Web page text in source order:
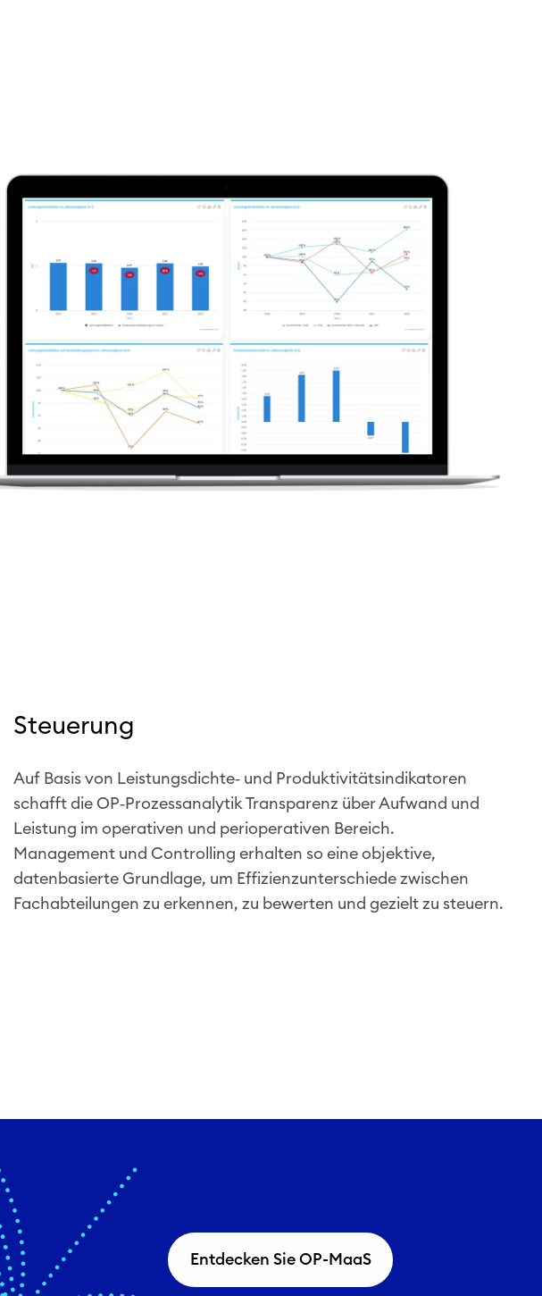
Steuerung
Auf Basis von Leistungsdichte‑ und Produktivitätsindikatoren
schafft die OP‑Prozessanalytik Transparenz über Aufwand und
Leistung im operativen und perioperativen Bereich.
Management und Controlling erhalten so eine objektive,
datenbasierte Grundlage, um Effizienzunterschiede zwischen
Fachabteilungen zu erkennen, zu bewerten und gezielt zu steuern.
Entdecken Sie OP-MaaS